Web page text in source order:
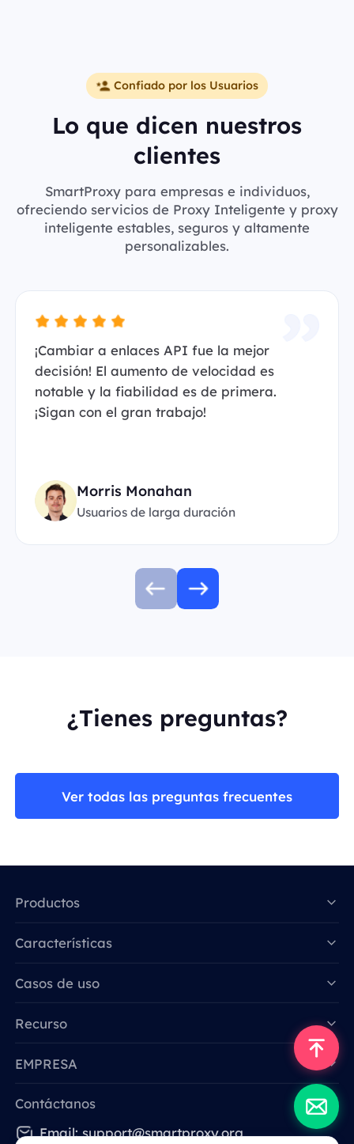
Confiado por los Usuarios
Lo que dicen nuestros
clientes
SmartProxy para empresas e individuos,
ofreciendo servicios de Proxy Inteligente y proxy
inteligente estables, seguros y altamente
personalizables.
¡Cambiar a enlaces API fue la mejor
decisión! El aumento de velocidad es
notable y la fiabilidad es de primera.
¡Sigan con el gran trabajo!
Morris Monahan
Usuarios de larga duración
¿Tienes preguntas?
Ver todas las preguntas frecuentes
Productos
Características
Casos de uso
Recurso
EMPRESA
Contáctanos
Email: support@smartproxy.org